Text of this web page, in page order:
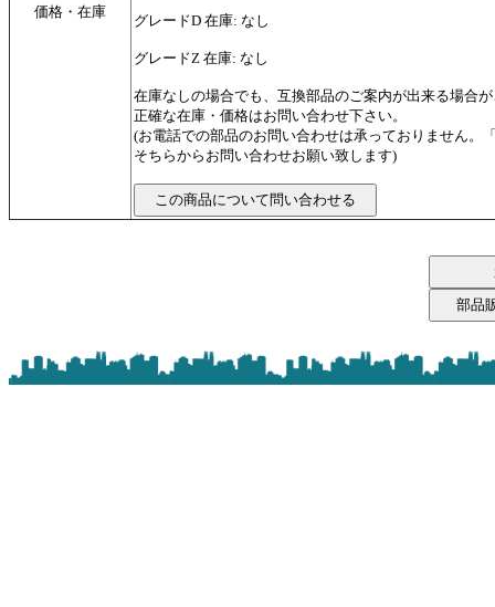
価格・在庫
グレードD 在庫: なし
グレードZ 在庫: なし
在庫なしの場合でも、互換部品のご案内が出来る場合
正確な在庫・価格はお問い合わせ下さい。
(お電話での部品のお問い合わせは承っておりません。
そちらからお問い合わせお願い致します)